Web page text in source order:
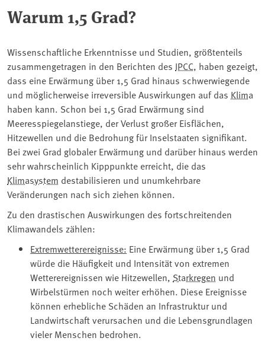
Warum 1,5 Grad?
Wissenschaftliche Erkenntnisse und Studien, größtenteils
zusammengetragen in den Berichten des IPCC, haben gezeigt,
dass eine Erwärmung über 1,5 Grad hinaus schwerwiegende
und möglicherweise irreversible Auswirkungen auf das Klima
haben kann. Schon bei 1,5 Grad Erwärmung sind
Meeresspiegelanstiege, der Verlust großer Eisflächen,
Hitzewellen und die Bedrohung für Inselstaaten signifikant.
Bei zwei Grad globaler Erwärmung und darüber hinaus werden
sehr wahrscheinlich Kipppunkte erreicht, die das
Klimasystem destabilisieren und unumkehrbare
Veränderungen nach sich ziehen können.
Zu den drastischen Auswirkungen des fortschreitenden
Klimawandels zählen:
Extremwetterereignisse: Eine Erwärmung über 1,5 Grad
würde die Häufigkeit und Intensität von extremen
Wetterereignissen wie Hitzewellen, Starkregen und
Wirbelstürmen noch weiter erhöhen. Diese Ereignisse
können erhebliche Schäden an Infrastruktur und
Landwirtschaft verursachen und die Lebensgrundlagen
vieler Menschen bedrohen.